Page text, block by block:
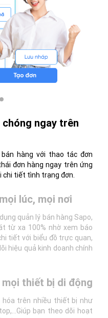
chóng ngay trên
hàng với thao tác đơn
đơn hàng ngay trên ứng
chi tiết tình trạng đơn.
lúc, mọi nơi
quản lý bán hàng Sapo,
từ xa 100% nhờ xem báo
tiết với biểu đồ trực quan,
hiệu quả kinh doanh chính
thiết bị di động
trên nhiều thiết bị như
bạn theo dõi hoạt